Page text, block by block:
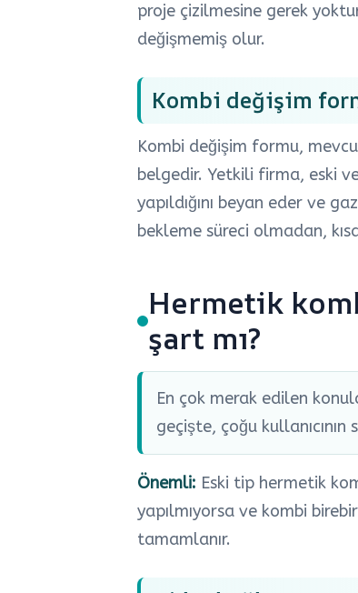
proje çizilmesine gerek
değişmemiş olur.
Kombi değişim
Kombi değişim formu,
belgedir. Yetkili firma, eski
yapıldığını beyan eder ve
bekleme süreci olmadan,
Hermetik
şart mı?
En çok merak edilen
geçişte, çoğu kullanıcının
Önemli: Eski tip hermetik
yapılmıyorsa ve kombi
tamamlanır.